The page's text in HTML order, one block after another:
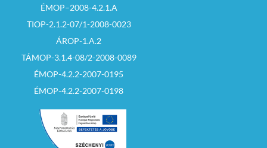
ÉMOP–2008-4.2.1.A
TIOP-2.1.2-07/1-2008-0023
ÁROP-1.A.2
TÁMOP-3.1.4-08/2-2008-0089
ÉMOP-4.2.2-2007-0195
ÉMOP-4.2.2-2007-0198